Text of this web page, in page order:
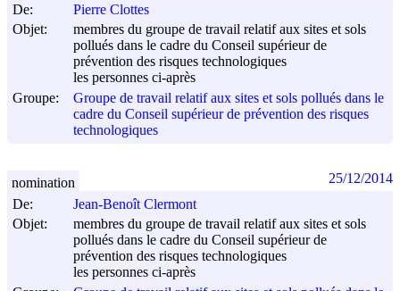
De:
Pierre Clottes
Objet:
membres du groupe de travail relatif aux sites et sols
pollués dans le cadre du Conseil supérieur de
prévention des risques technologiques
les personnes ci-après
Groupe:
Groupe de travail relatif aux sites et sols pollués dans le
cadre du Conseil supérieur de prévention des risques
technologiques
De:
Jean-Benoît Clermont
Objet:
membres du groupe de travail relatif aux sites et sols
pollués dans le cadre du Conseil supérieur de
prévention des risques technologiques
les personnes ci-après
nomination 25/12/2014